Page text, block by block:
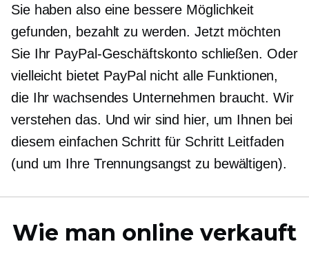
Sie haben also eine bessere Möglichkeit
gefunden, bezahlt zu werden. Jetzt möchten
Sie Ihr PayPal-Geschäftskonto schließen. Oder
vielleicht bietet PayPal nicht alle Funktionen,
die Ihr wachsendes Unternehmen braucht. Wir
verstehen das. Und wir sind hier, um Ihnen bei
diesem einfachen Schritt für SchrittLeitfaden
(und um Ihre Trennungsangst zu bewältigen).
Wie man online verkauft